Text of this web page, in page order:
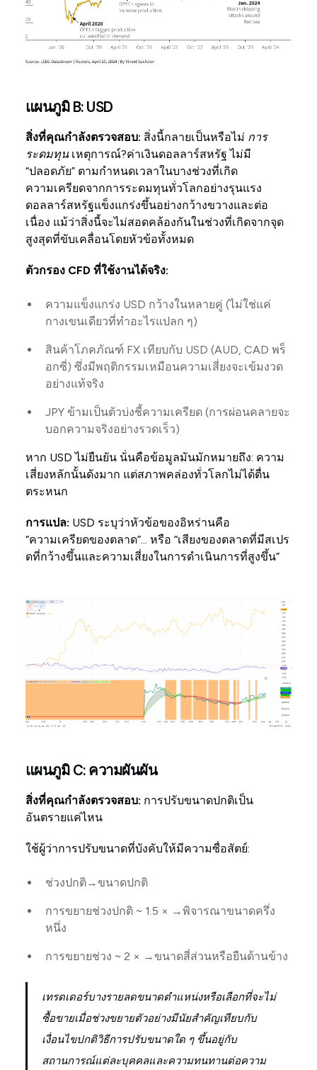
แผนภูมิ B: USD
สิ่งที่คุณกำลังตรวจสอบ: สิ่งนี้กลายเป็นหรือไม่ การ
ระดมทุนเหตุการณ์?ค่าเงินดอลลาร์สหรัฐ ไม่มี
“ปลอดภัย” ตามกำหนดเวลาในบางช่วงที่เกิด
ความเครียดจากการระดมทุนทั่วโลกอย่างรุนแรง
ดอลลาร์สหรัฐแข็งแกร่งขึ้นอย่างกว้างขวางและต่อ
เนื่อง แม้ว่าสิ่งนี้จะไม่สอดคล้องกันในช่วงที่เกิดจากจุด
สูงสุดที่ขับเคลื่อนโดยหัวข้อทั้งหมด
ตัวกรอง CFD ที่ใช้งานได้จริง:
ความแข็งแกร่ง USD กว้างในหลายคู่ (ไม่ใช่แค่
กางเขนเดียวที่ทำอะไรแปลก ๆ)
สินค้าโภคภัณฑ์ FX เทียบกับ USD (AUD, CAD พร็
อกซี่) ซึ่งมีพฤติกรรมเหมือนความเสี่ยงจะเข้มงวด
อย่างแท้จริง
JPY ข้ามเป็นตัวบ่งชี้ความเครียด (การผ่อนคลายจะ
บอกความจริงอย่างรวดเร็ว)
หาก USD ไม่ยืนยัน นั่นคือข้อมูลมันมักหมายถึง: ความ
เสี่ยงหลักนั้นดังมาก แต่สภาพคล่องทั่วโลกไม่ได้ตื่น
ตระหนก
การแปล: USD ระบุว่าหัวข้อของอิหร่านคือ
“ความเครียดของตลาด”... หรือ “เสียงของตลาดที่มีสเปร
ดที่กว้างขึ้นและความเสี่ยงในการดำเนินการที่สูงขึ้น”
แผนภูมิ C: ความผันผัน
สิ่งที่คุณกำลังตรวจสอบ: การปรับขนาดปกติเป็น
อันตรายแค่ไหน
ใช้ผู้ว่าการปรับขนาดที่บังคับให้มีความซื่อสัตย์:
ช่วงปกติ→ขนาดปกติ
การขยายช่วงปกติ ~ 1.5 × →พิจารณาขนาดครึ่ง
หนึ่ง
การขยายช่วง ~ 2 × →ขนาดสี่ส่วนหรือยืนด้านข้าง
เทรดเดอร์บางรายลดขนาดตำแหน่งหรือเลือกที่จะไม่
ซื้อขายเมื่อช่วงขยายตัวอย่างมีนัยสำคัญเทียบกับ
เงื่อนไขปกติวิธีการปรับขนาดใด ๆ ขึ้นอยู่กับ
สถานการณ์แต่ละบุคคลและความทนทานต่อความ